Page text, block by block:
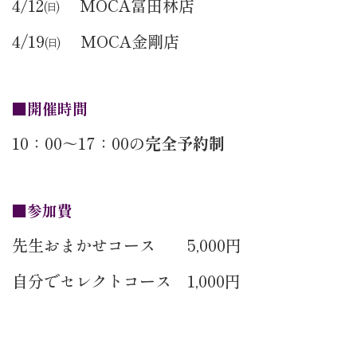
4/12㈰ MOCA富田林店
4/19㈰ MOCA金剛店
■開催時間
10：00～17：00の完全予約制
■参加費
先生おまかせコース 5,000円
自分でセレクトコース 1,000円